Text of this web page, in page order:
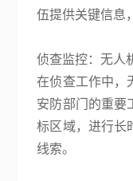
伍提供关键信息
侦查监控：无人
在侦查工作中，
安防部门的重要
标区域，进行长
线索。